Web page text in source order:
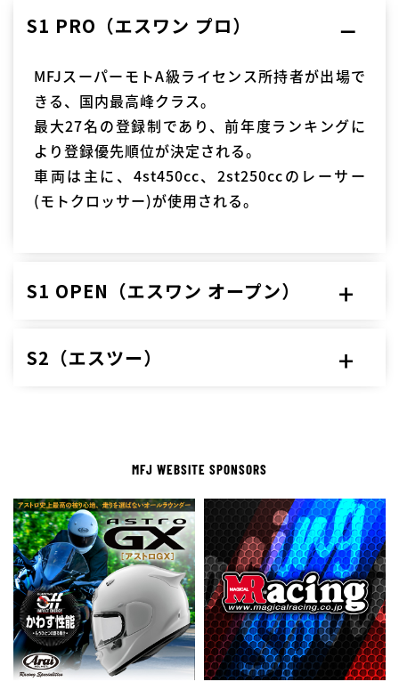
S1 PRO（エスワン プロ）
MFJスーパーモトA級ライセンス所持者が出場で
きる、国内最高峰クラス。
最大27名の登録制であり、前年度ランキングに
より登録優先順位が決定される。
車両は主に、4st450cc、2st250ccのレーサー
(モトクロッサー)が使用される。
S1 OPEN（エスワン オープン）
S2（エスツー）
MFJ WEBSITE SPONSORS